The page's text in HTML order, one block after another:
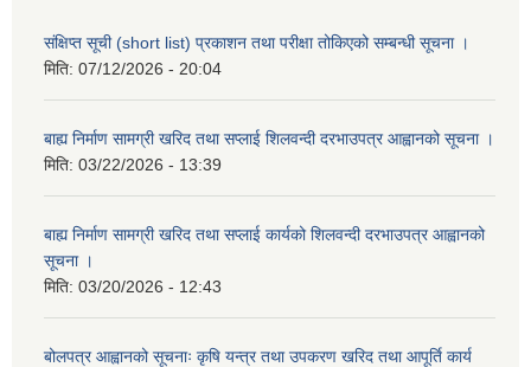
संक्षिप्त सूची (short list) प्रकाशन तथा परीक्षा तोकिएको सम्बन्धी सूचना ।
मिति: 07/12/2026 - 20:04
बाह्य निर्माण सामग्री खरिद तथा सप्लाई शिलवन्दी दरभाउपत्र आह्वानको सूचना ।
मिति: 03/22/2026 - 13:39
बाह्य निर्माण सामग्री खरिद तथा सप्लाई कार्यको शिलवन्दी दरभाउपत्र आह्वानको
सूचना ।
मिति: 03/20/2026 - 12:43
बोलपत्र आह्वानको सूचनाः कृषि यन्त्र तथा उपकरण खरिद तथा आपूर्ति कार्य